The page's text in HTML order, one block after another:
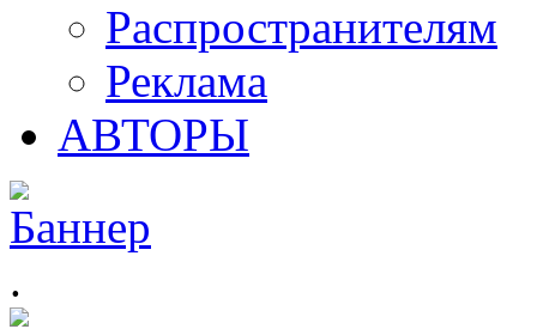
Распространителям
Реклама
АВТОРЫ
.